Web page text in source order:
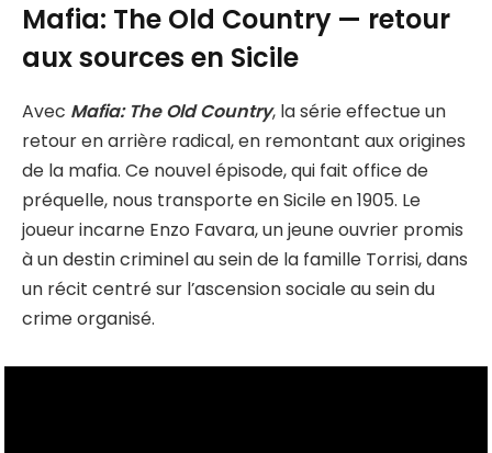
Mafia: The Old Country — retour
aux sources en Sicile
Avec Mafia: The Old Country, la série effectue un
retour en arrière radical, en remontant aux origines
de la mafia. Ce nouvel épisode, qui fait office de
préquelle, nous transporte en Sicile en 1905. Le
joueur incarne Enzo Favara, un jeune ouvrier promis
à un destin criminel au sein de la famille Torrisi, dans
un récit centré sur l’ascension sociale au sein du
crime organisé.